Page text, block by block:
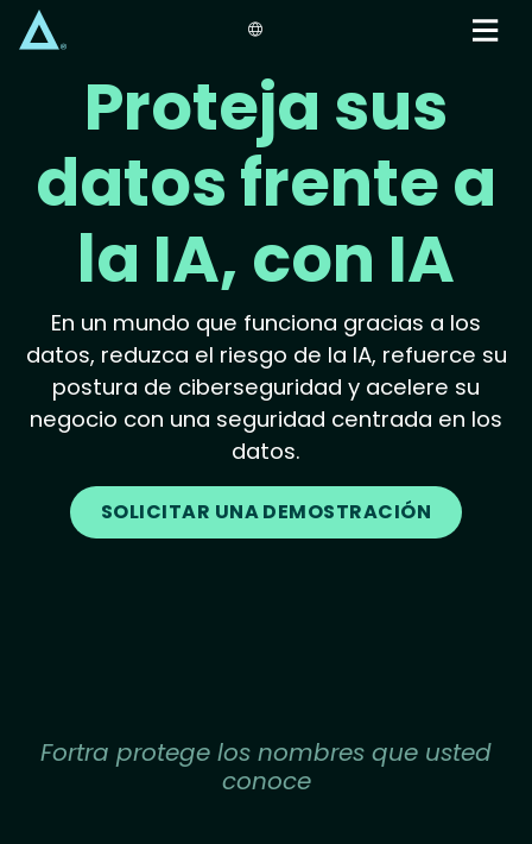
main
content
Proteja sus
datos frente a
la IA, con IA
En un mundo que funciona gracias a los
datos, reduzca el riesgo de la IA, refuerce su
postura de ciberseguridad y acelere su
negocio con una seguridad centrada en los
datos.
SOLICITAR UNA DEMOSTRACIÓN
Fortra protege los nombres que usted
conoce